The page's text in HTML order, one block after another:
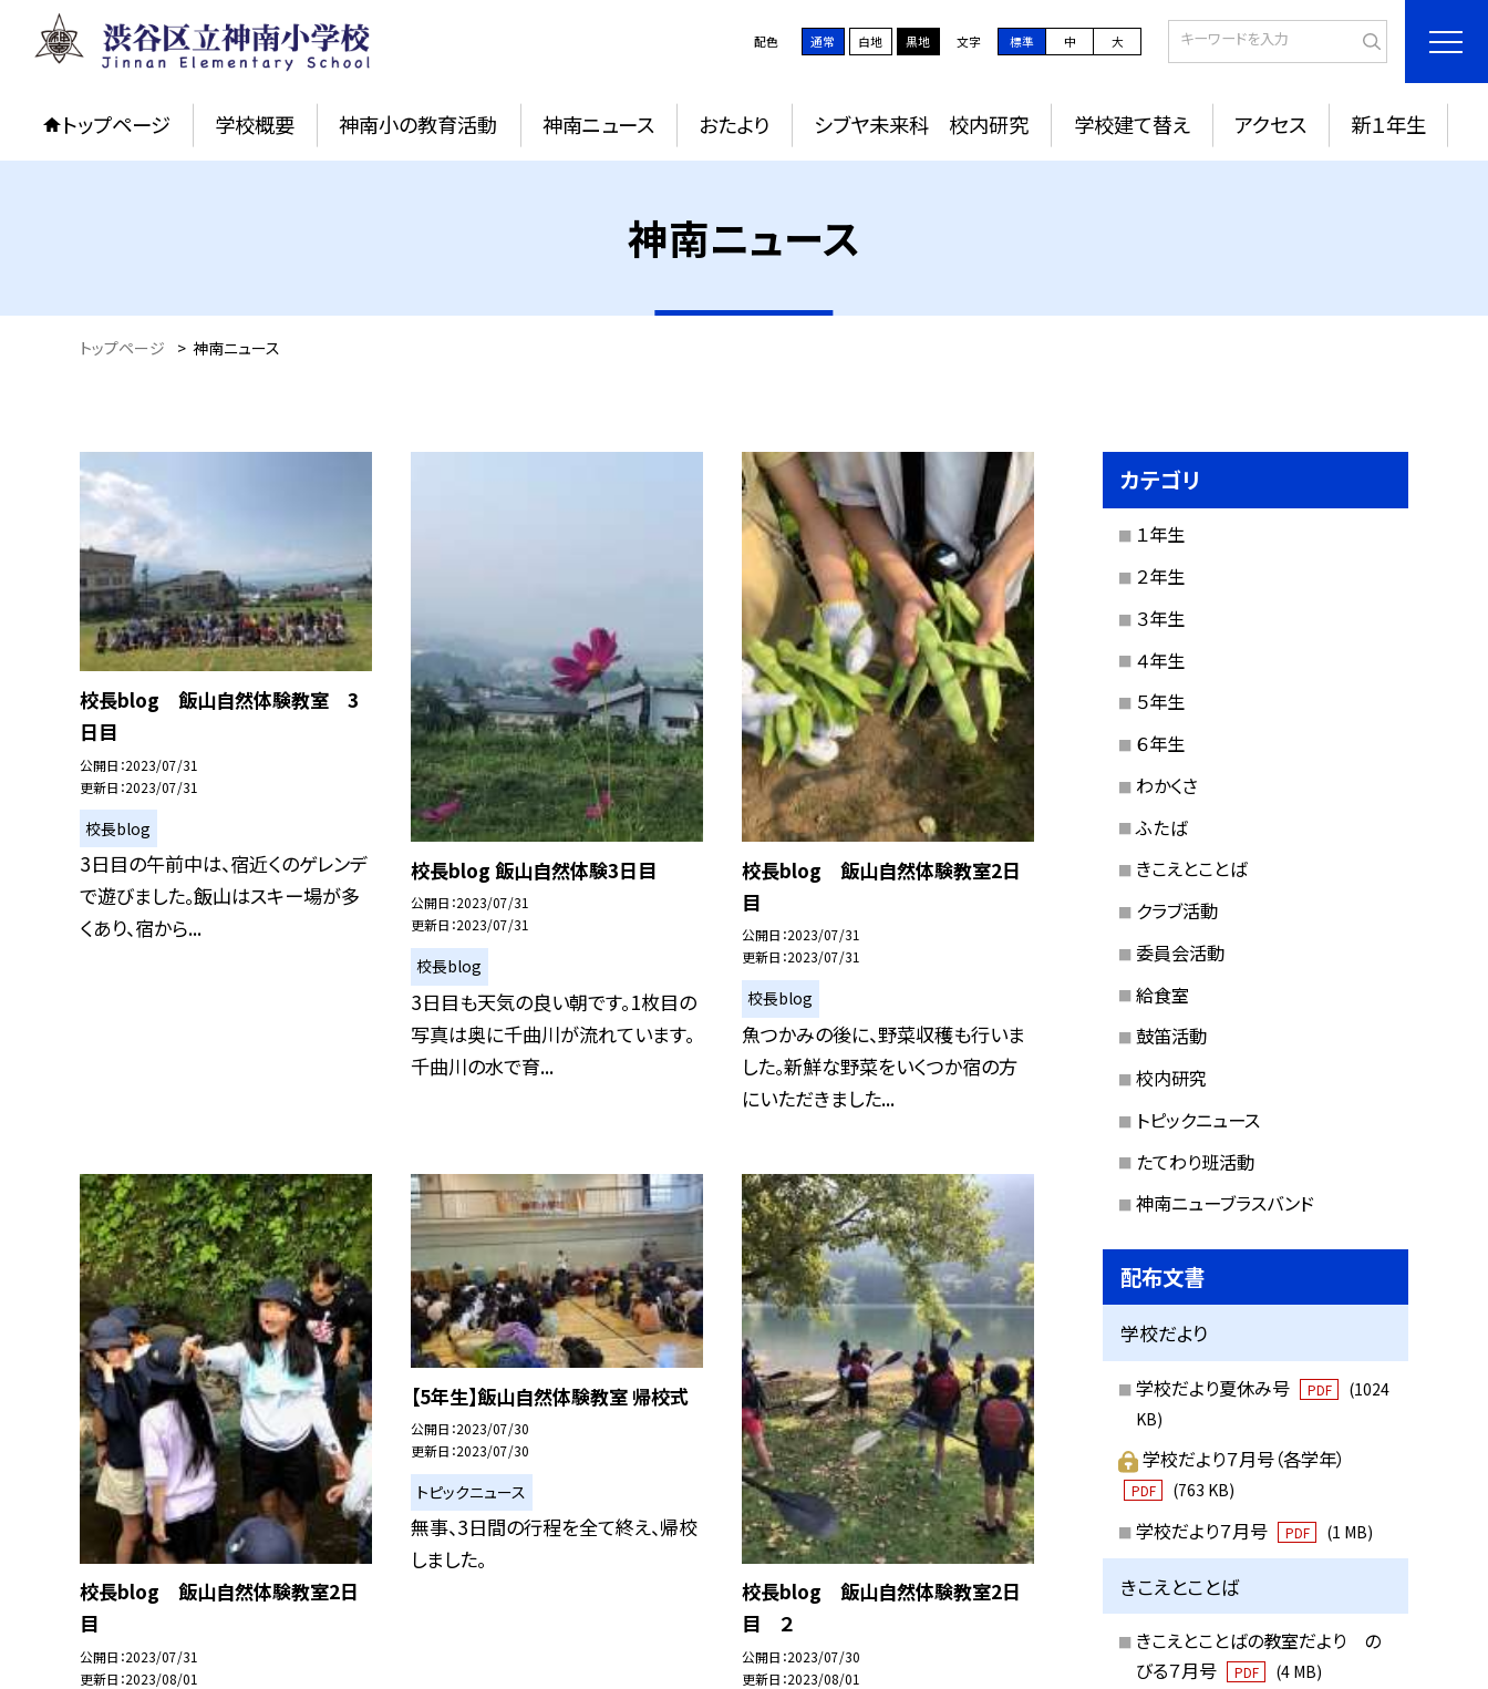
配色 通常 白地 黒地 文字 標準 中 大
トップページ 学校概要 神南小の教育活動 神南ニュース おたより シブヤ未来科 校内研究 学校建て替え アクセス 新１年生
神南ニュース
トップページ > 神南ニュース
校長blog 飯山自然体験教室 3
日目
公開日 2023/07/31
更新日 2023/07/31
校長blog
3日目の午前中は、宿近くのゲレンデ
で遊びました。飯山はスキー場が多
くあり、宿から...
校長blog 飯山自然体験3日目
公開日 2023/07/31
更新日 2023/07/31
校長blog
3日目も天気の良い朝です。1枚目の
写真は奥に千曲川が流れています。
千曲川の水で育...
校長blog 飯山自然体験教室2日
目
公開日 2023/07/31
更新日 2023/07/31
校長blog
魚つかみの後に、野菜収穫も行いま
した。新鮮な野菜をいくつか宿の方
にいただきました...
校長blog 飯山自然体験教室2日
目
公開日 2023/07/31
更新日 2023/08/01
【5年生】飯山自然体験教室 帰校式
公開日 2023/07/30
更新日 2023/07/30
トピックニュース
無事、3日間の行程を全て終え、帰校
しました。
校長blog 飯山自然体験教室2日
目 ２
公開日 2023/07/30
更新日 2023/08/01
カテゴリ
１年生
２年生
３年生
４年生
５年生
６年生
わかくさ
ふたば
きこえとことば
クラブ活動
委員会活動
給食室
鼓笛活動
校内研究
トピックニュース
たてわり班活動
神南ニューブラスバンド
配布文書
学校だより
学校だより夏休み号 PDF
(1024
KB)
学校だより７月号（各学年）
PDF (763 KB)
学校だより７月号 PDF (1 MB)
きこえとことば
きこえとことばの教室だより の
びる７月号
PDF (4 MB)